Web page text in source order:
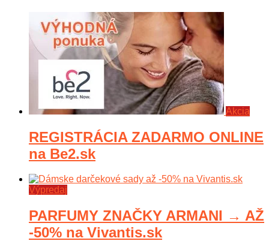
Akcia
REGISTRÁCIA ZADARMO ONLINE
na Be2.sk
Výpredaj
PARFUMY ZNAČKY ARMANI → AŽ
-50% na Vivantis.sk